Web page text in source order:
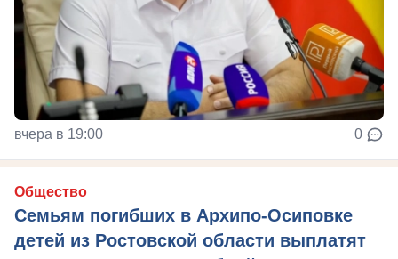
вчера в 19:00 0
Общество
Семьям погибших в Архипо-Осиповке
детей из Ростовской области выплатят